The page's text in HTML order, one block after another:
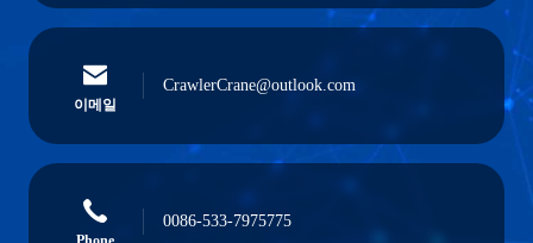
이메일
CrawlerCrane@outlook.com
0086-533-7975775